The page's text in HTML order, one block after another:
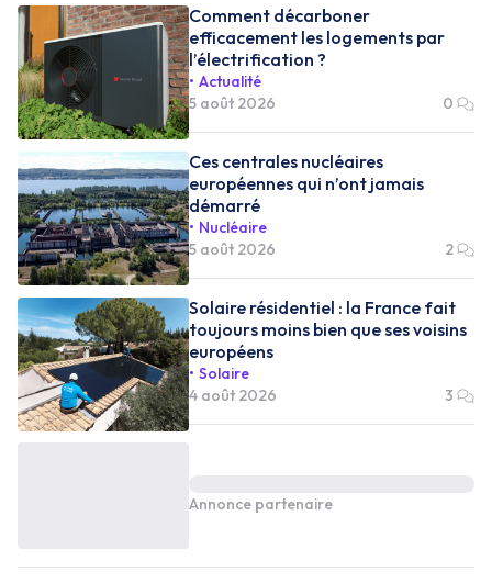
Comment décarboner
efficacement les logements par
l’électrification ?
Actualité
5 août 2026
0
Ces centrales nucléaires
européennes qui n’ont jamais
démarré
Nucléaire
5 août 2026
2
Solaire résidentiel : la France fait
toujours moins bien que ses voisins
européens
Solaire
4 août 2026
3
Annonce partenaire